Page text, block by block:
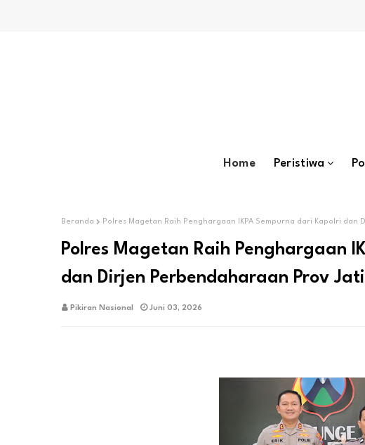
Home Peristiwa
Beranda Polres Magetan Raih Penghargaan IKPA Sempurna dari Kapolri dan
Polres Magetan Raih Penghargaan
dan Dirjen Perbendaharaan Prov
Pikiran Nasional Juni 03, 2026